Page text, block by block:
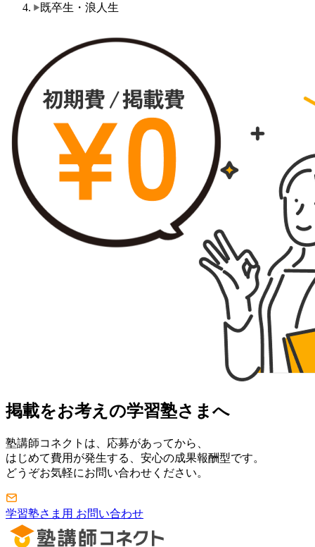
既卒生・浪人生
掲載をお考えの学習塾さまへ
塾講師コネクトは、応募があってから、
はじめて費用が発生する、安心の成果報酬型です。
どうぞお気軽にお問い合わせください。
学習塾さま用 お問い合わせ